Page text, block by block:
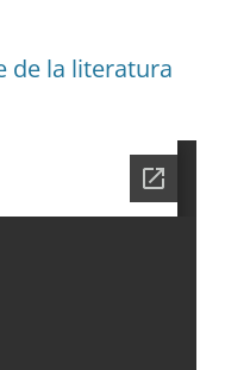
de la literatura